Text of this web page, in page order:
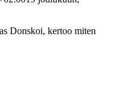
Donskoi, kertoo miten